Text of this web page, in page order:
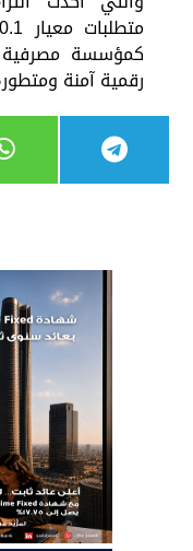
كمؤسسة مصرفية
رقمية آمنة